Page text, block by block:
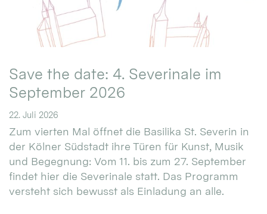
Save the date: 4. Severinale im
September 2026
22. Juli 2026
Zum vierten Mal öffnet die Basilika St. Severin in
der Kölner Südstadt ihre Türen für Kunst, Musik
und Begegnung: Vom 11. bis zum 27. September
findet hier die Severinale statt. Das Programm
versteht sich bewusst als Einladung an alle.